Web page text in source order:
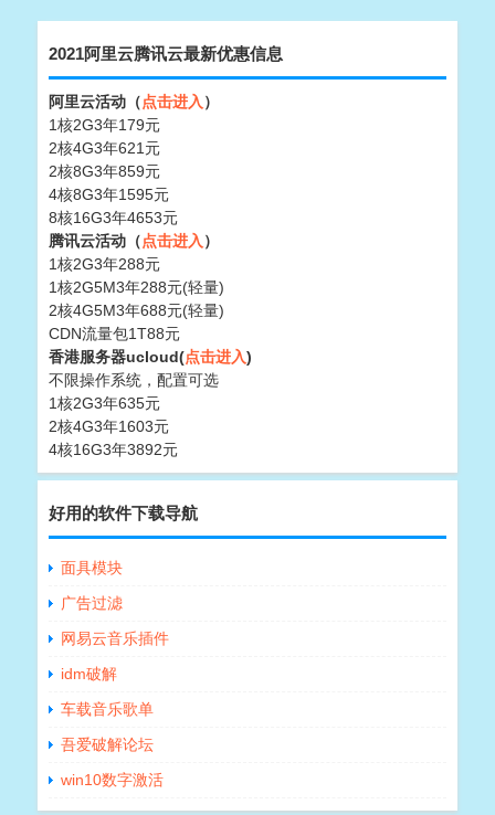
2021阿里云腾讯云最新优惠信息
阿里云活动（点击进入）
1核2G3年179元
2核4G3年621元
2核8G3年859元
4核8G3年1595元
8核16G3年4653元
腾讯云活动（点击进入）
1核2G3年288元
1核2G5M3年288元(轻量)
2核4G5M3年688元(轻量)
CDN流量包1T88元
香港服务器ucloud(点击进入)
不限操作系统，配置可选
1核2G3年635元
2核4G3年1603元
4核16G3年3892元
好用的软件下载导航
面具模块
广告过滤
网易云音乐插件
idm破解
车载音乐歌单
吾爱破解论坛
win10数字激活